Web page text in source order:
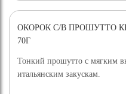
ОКОРОК С/В ПРОШУТТО
70Г
Тонкий прошутто с мягким
итальянским закускам.